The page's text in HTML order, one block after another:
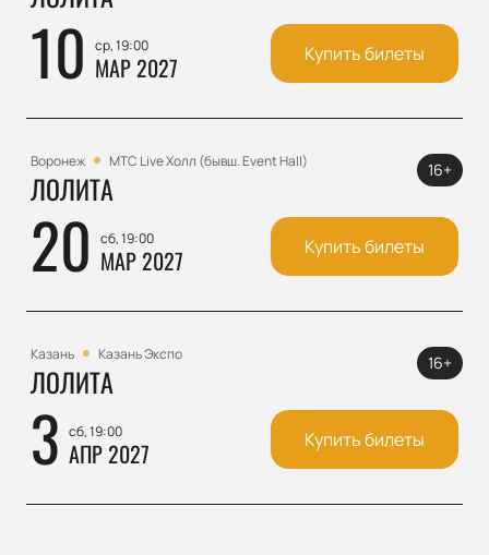
10 ср, 19:00
МАР 2027 Купить билеты
Воронеж МТС Live Холл (бывш. Event Hall)
ЛОЛИТА
20 сб, 19:00
МАР 2027
16+
Купить билеты
Казань Казань Экспо
ЛОЛИТА
3 сб, 19:00
АПР 2027
16+
Купить билеты